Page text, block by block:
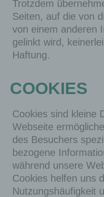
Trotzdem
Seiten, auf die von
von einem anderen
gelinkt wird,
Haftung.
COOKIES
Cookies sind kleine
Webseite
des Besuchers
bezogene
während unsere
Cookies helfen uns
Nutzungshäufigkeit